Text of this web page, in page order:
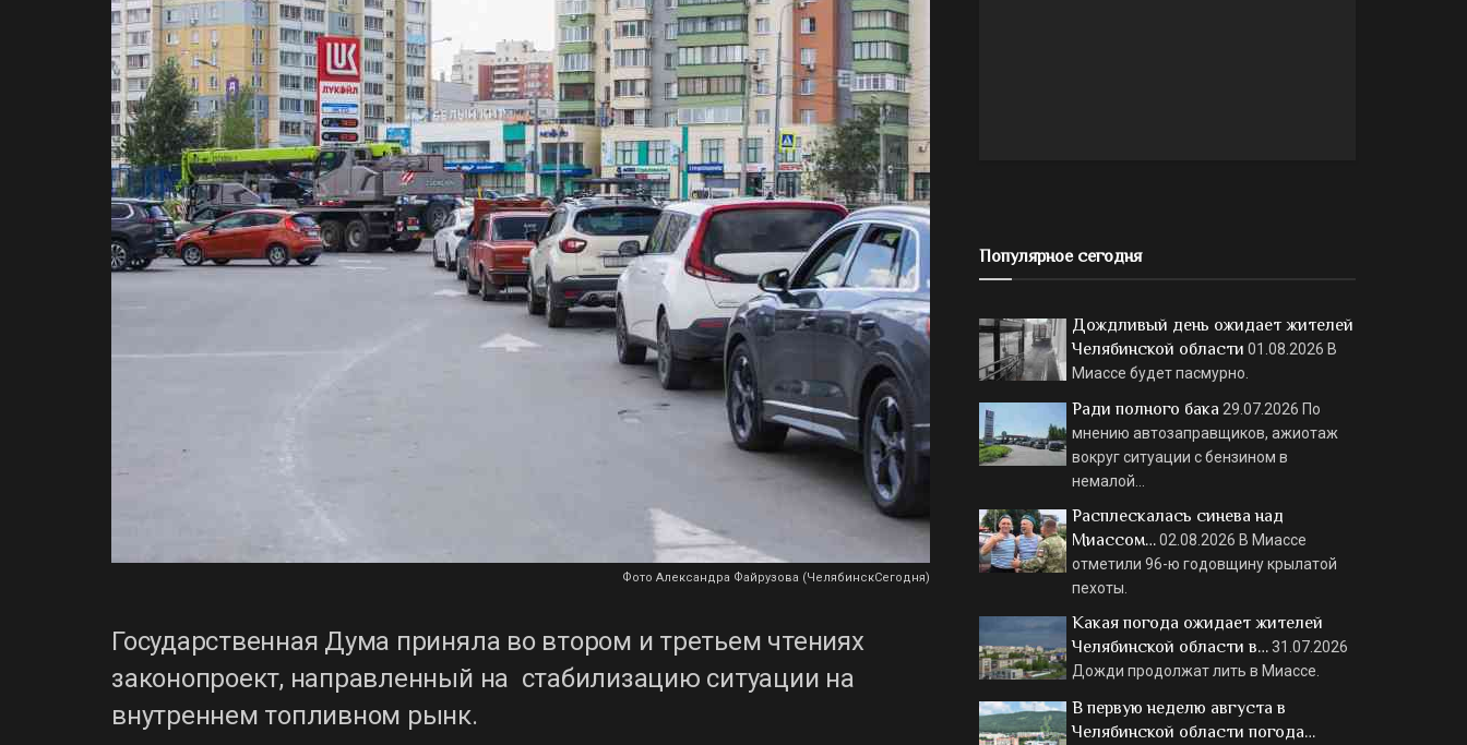
Фото Александра Файрузова (ЧелябинскСегодня)
Государственная Дума приняла во втором и третьем чтениях
законопроект, направленный на стабилизацию ситуации на
внутреннем топливном рынк.
Популярное сегодня
Дождливый день ожидает жителей
Челябинской области 01.08.2026 В
Миассе будет пасмурно.
Ради полного бака 29.07.2026 По
мнению автозаправщиков, ажиотаж
вокруг ситуации с бензином в
немалой…
Расплескалась синева над
Миассом…02.08.2026 В Миассе
отметили 96-ю годовщину крылатой
пехоты.
Какая погода ожидает жителей
Челябинской области в…31.07.2026
Дожди продолжат лить в Миассе.
В первую неделю августа в
Челябинской области погода…